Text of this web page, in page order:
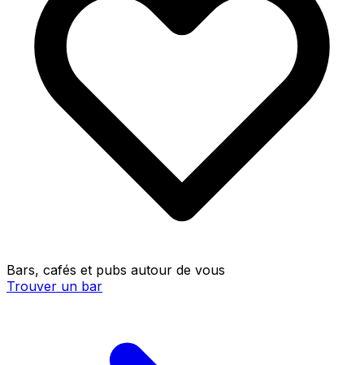
Bars, cafés et pubs autour de vous
Trouver un bar